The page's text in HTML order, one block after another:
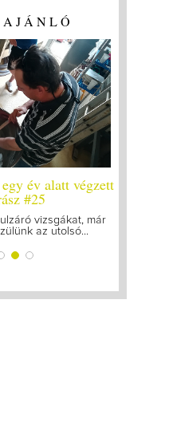
év alatt végzett
#25
vizsgákat, már
az utolsó...